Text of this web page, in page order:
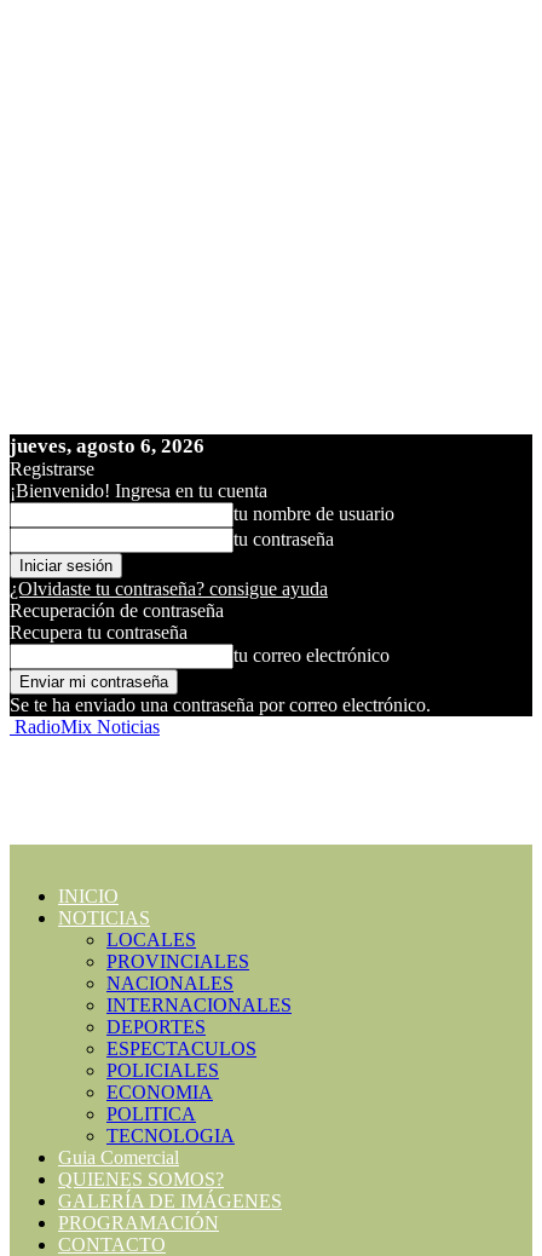
jueves, agosto 6, 2026
Registrarse
¡Bienvenido! Ingresa en tu cuenta
tu nombre de usuario
tu contraseña
¿Olvidaste tu contraseña? consigue ayuda
Recuperación de contraseña
Recupera tu contraseña
tu correo electrónico
Se te ha enviado una contraseña por correo electrónico.
RadioMix Noticias
INICIO
NOTICIAS
LOCALES
PROVINCIALES
NACIONALES
INTERNACIONALES
DEPORTES
ESPECTACULOS
POLICIALES
ECONOMIA
POLITICA
TECNOLOGIA
Guia Comercial
QUIENES SOMOS?
GALERÍA DE IMÁGENES
PROGRAMACIÓN
CONTACTO